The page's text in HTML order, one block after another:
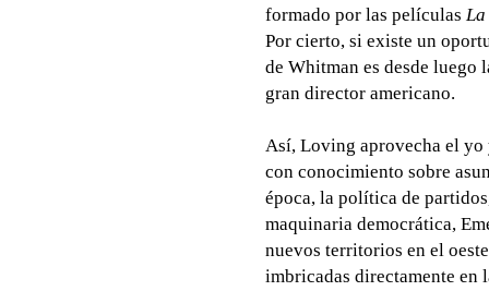
formado por las películas
Por cierto, si existe un
de Whitman es desde
gran director americano.
Así, Loving aprovecha el
con conocimiento sobre
época, la política de
maquinaria democrática,
nuevos territorios en el
imbricadas directamente en